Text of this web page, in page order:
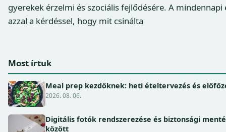
gyerekek érzelmi és szociális fejlődésére. A
azzal a kérdéssel, hogy mit csinálta
Most írtuk
Meal prep kezdőknek: heti ételtervezés és
2026. 08. 06.
Digitális fotók rendszerezése és biztonsági
között